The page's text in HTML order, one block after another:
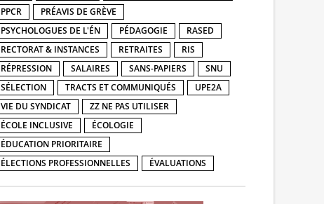
PPCR
PRÉAVIS DE GRÈVE
PSYCHOLOGUES DE L'ÉN
PÉDAGOGIE
RASED
RECTORAT & INSTANCES
RETRAITES
RIS
RÉPRESSION
SALAIRES SANS-PAPIERS
SNU
SÉLECTION
TRACTS ET COMMUNIQUÉS
UPE2A
VIE DU SYNDICAT
ZZ NE PAS UTILISER
ÉCOLE INCLUSIVE
ÉCOLOGIE
ÉDUCATION PRIORITAIRE
ÉLECTIONS PROFESSIONNELLES
ÉVALUATIONS